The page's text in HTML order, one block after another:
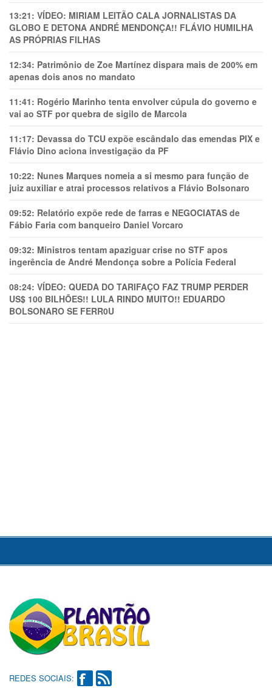
13:21: VÍDEO: MIRIAM LEITÃO CALA JORNALISTAS DA
GLOBO E DETONA ANDRÉ MENDONÇA!! FLÁVIO HUMILHA
AS PRÓPRIAS FILHAS
12:34: Patrimônio de Zoe Martínez dispara mais de 200% em
apenas dois anos no mandato
11:41: Rogério Marinho tenta envolver cúpula do governo e
vai ao STF por quebra de sigilo de Marcola
11:17: Devassa do TCU expõe escândalo das emendas PIX e
Flávio Dino aciona investigação da PF
10:22: Nunes Marques nomeia a si mesmo para função de
juiz auxiliar e atrai processos relativos a Flávio Bolsonaro
09:52: Relatório expõe rede de farras e NEGOCIATAS de
Fábio Faria com banqueiro Daniel Vorcaro
09:32: Ministros tentam apaziguar crise no STF apos
ingerência de André Mendonça sobre a Polícia Federal
08:24: VÍDEO: QUEDA DO TARIFAÇO FAZ TRUMP PERDER
US$ 100 BILHÕES!! LULA RINDO MUITO!! EDUARDO
BOLSONARO SE FERR0U
REDES SOCIAIS: